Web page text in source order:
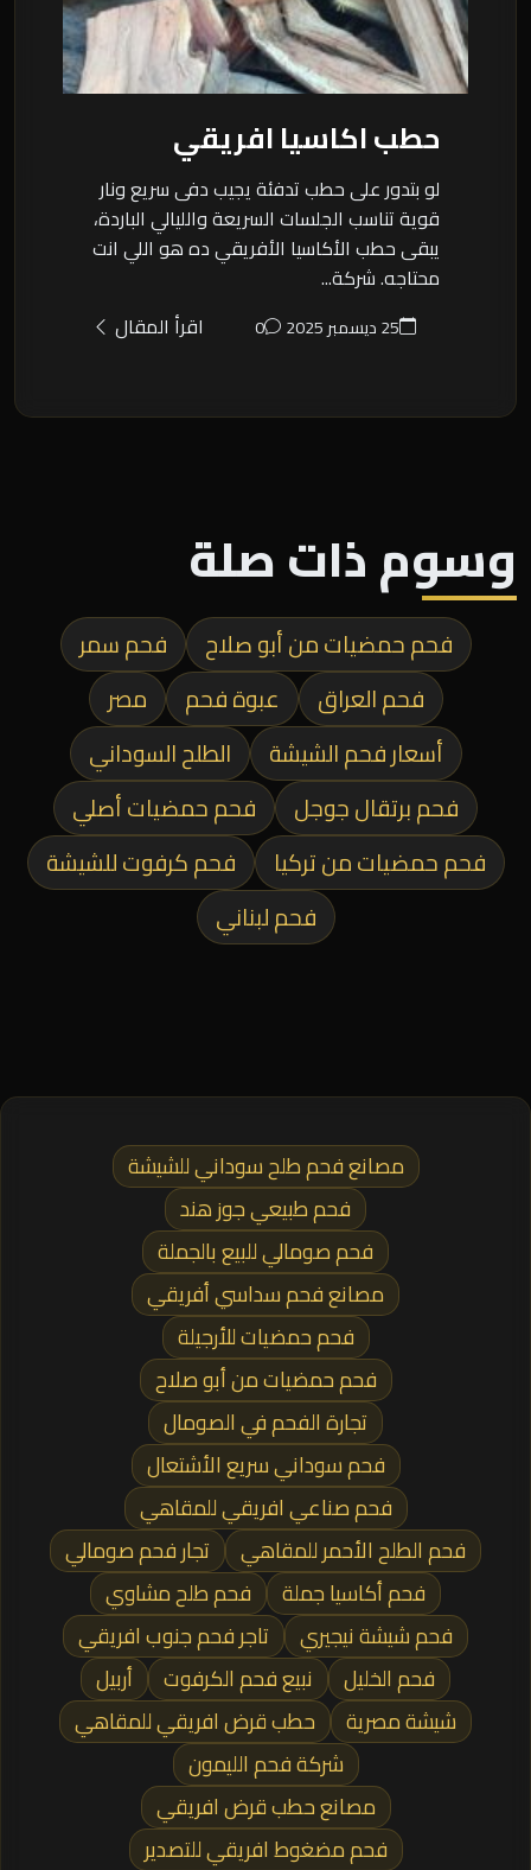
حطب اكاسيا افريقي
لو بتدور على حطب تدفئة يجيب دفى سريع ونار
قوية تناسب الجلسات السريعة والليالي الباردة،
يبقى حطب الأكاسيا الأفريقي ده هو اللي انت
محتاجه. شركة...
25 ديسمبر 2025 0 اقرأ المقال
وسوم ذات صلة
فحم حمضيات من أبو صلاح
فحم سمر
فحم العراق
عبوة فحم
مصر
أسعار فحم الشيشة
الطلح السوداني
فحم برتقال جوجل
فحم حمضيات أصلي
فحم حمضيات من تركيا
فحم كرفوت للشيشة
فحم لبناني
مصانع فحم طلح سوداني للشيشة
فحم طبيعي جوز هند
فحم صومالي للبيع بالجملة
مصانع فحم سداسي أفريقي
فحم حمضيات للأرجيلة
فحم حمضيات من أبو صلاح
تجارة الفحم في الصومال
فحم سوداني سريع الأشتعال
فحم صناعي افريقي للمقاهي
فحم الطلح الأحمر للمقاهي
تجار فحم صومالي
فحم أكاسيا جملة
فحم طلح مشاوي
فحم شيشة نيجيري
تاجر فحم جنوب افريقي
فحم الخليل
نبيع فحم الكرفوت
أربيل
شيشة مصرية
حطب قرض افريقي للمقاهي
شركة فحم الليمون
مصانع حطب قرض افريقي
فحم مضغوط افريقي للتصدير